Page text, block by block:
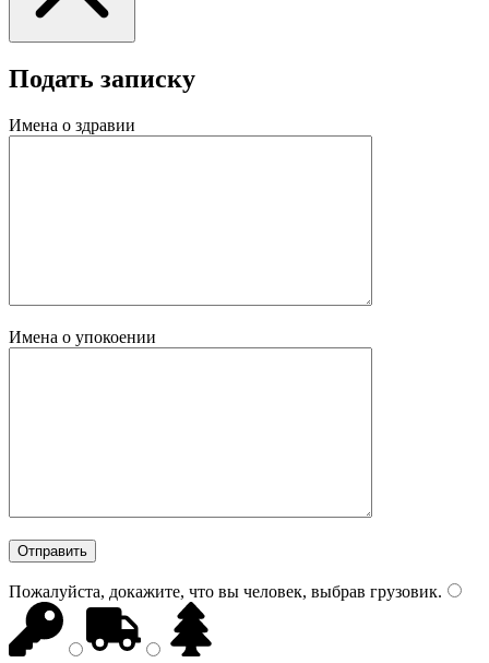
Подать записку
Имена о здравии
Имена о упокоении
Пожалуйста, докажите, что вы человек, выбрав грузовик.